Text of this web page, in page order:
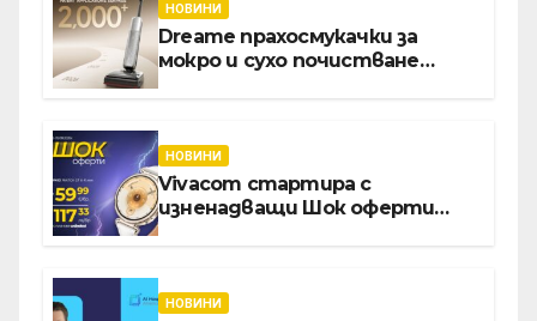
НОВИНИ
Dreame прахосмукачки за
мокро и сухо почистване
НОВИНИ
Vivacom стартира с
изненадващи Шок оферти
НОВИНИ